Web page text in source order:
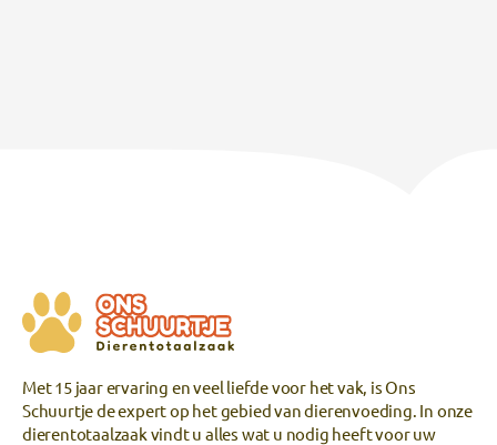
Met 15 jaar ervaring en veel liefde voor het vak, is Ons
Schuurtje de expert op het gebied van dierenvoeding. In onze
dierentotaalzaak vindt u alles wat u nodig heeft voor uw